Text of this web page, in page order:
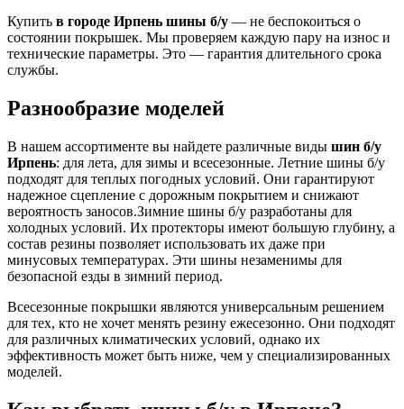
Купить в городе Ирпень шины б/у — не беспокоиться о
состоянии покрышек. Мы проверяем каждую пару на износ и
технические параметры. Это — гарантия длительного срока
службы.
Разнообразие моделей
В нашем ассортименте вы найдете различные виды шин б/у
Ирпень: для лета, для зимы и всесезонные. Летние шины б/у
подходят для теплых погодных условий. Они гарантируют
надежное сцепление с дорожным покрытием и снижают
вероятность заносов.Зимние шины б/у разработаны для
холодных условий. Их протекторы имеют большую глубину, а
состав резины позволяет использовать их даже при
минусовых температурах. Эти шины незаменимы для
безопасной езды в зимний период.
Всесезонные покрышки являются универсальным решением
для тех, кто не хочет менять резину ежесезонно. Они подходят
для различных климатических условий, однако их
эффективность может быть ниже, чем у специализированных
моделей.